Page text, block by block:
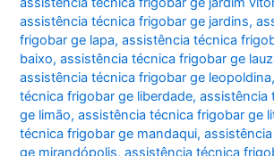
assistência técnica frigobar ge jardins,
frigobar ge lapa,assistência técnica
baixo,assistência técnica frigobar ge
assistência técnica frigobar ge leopoldina
técnica frigobar ge liberdade,assistência
ge limão,assistência técnica frigobar ge
técnica frigobar ge mandaqui,
ge mirandópolis,assistência técnica